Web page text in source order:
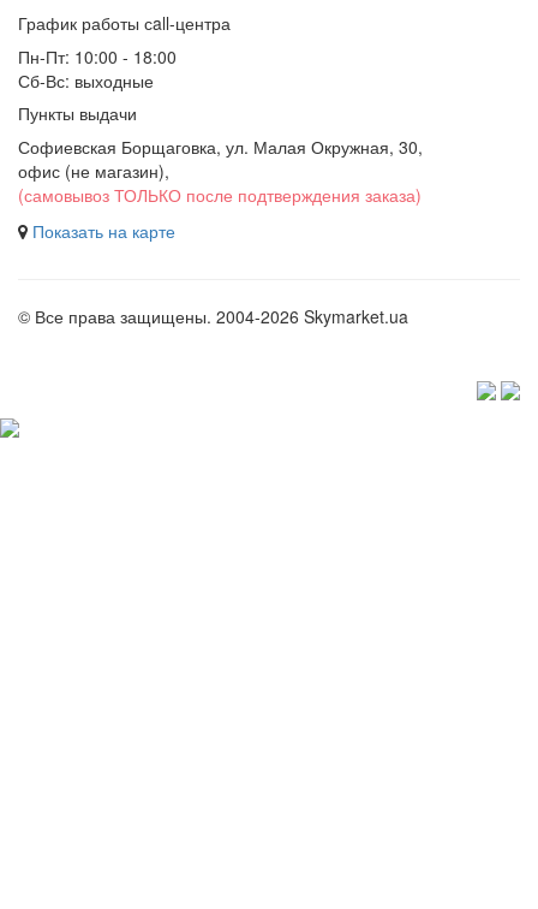
График работы сall-центра
Пн-Пт: 10:00 - 18:00
Сб-Вс: выходные
Пункты выдачи
Софиевская Борщаговка, ул. Малая Окружная, 30,
офис (не магазин),
(самовывоз ТОЛЬКО после подтверждения заказа)
Показать на карте
© Все права защищены. 2004-2026 Skymarket.ua